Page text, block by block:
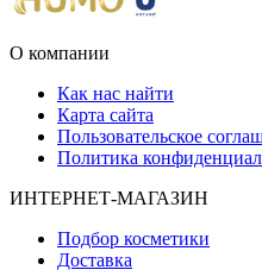
О компании
Как нас найти
Карта сайта
Пользовательское
Политика
ИНТЕРНЕТ-МАГАЗИН
Подбор косметики
Доставка